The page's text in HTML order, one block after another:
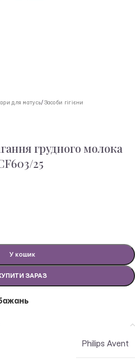
для матусь/ Засоби гігієни
грудного молока
25
У кошик
ЗАРАЗ
Philips Avent